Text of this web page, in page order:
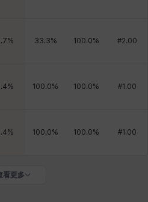
% 33.3% 100.0% #2.00
% 100.0% 100.0% #1.00
% 100.0% 100.0% #1.00
看更多